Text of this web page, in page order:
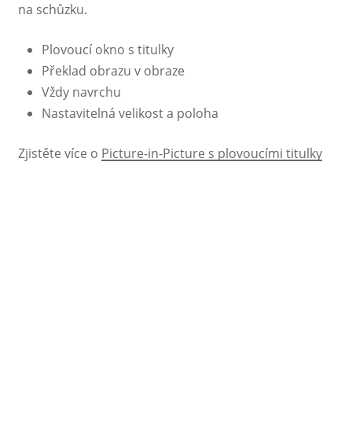
na schůzku.
Plovoucí okno s titulky
Překlad obrazu v obraze
Vždy navrchu
Nastavitelná velikost a poloha
Zjistěte více o Picture-in-Picture s plovoucími titulky